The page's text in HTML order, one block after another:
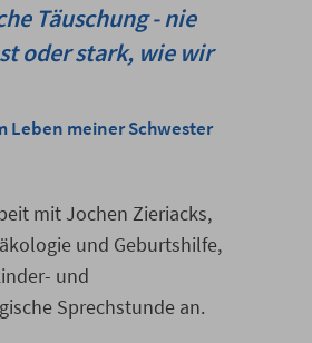
Täuschung - nie
oder stark, wie wir
Leben meiner Schwester
mit Jochen Zieriacks,
und Geburtshilfe,
und
Sprechstunde an.